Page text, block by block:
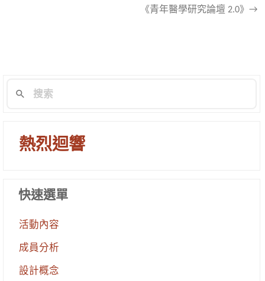
《青年醫學研究論壇 2.0》→
熱烈迴響
快速選單
活動內容
成員分析
設計概念